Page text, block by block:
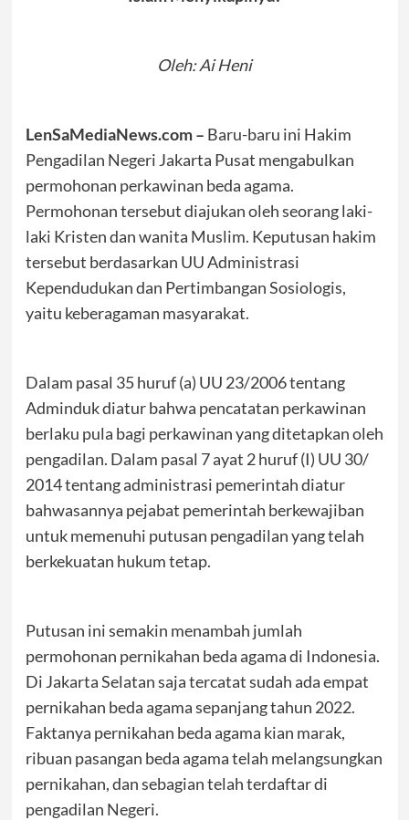
Oleh: Ai Heni
LenSaMediaNews.com – Baru-baru ini Hakim
Pengadilan Negeri Jakarta Pusat mengabulkan
permohonan perkawinan beda agama.
Permohonan tersebut diajukan oleh seorang laki-
laki Kristen dan wanita Muslim. Keputusan hakim
tersebut berdasarkan UU Administrasi
Kependudukan dan Pertimbangan Sosiologis,
yaitu keberagaman masyarakat.
Dalam pasal 35 huruf (a) UU 23/2006 tentang
Adminduk diatur bahwa pencatatan perkawinan
berlaku pula bagi perkawinan yang ditetapkan oleh
pengadilan. Dalam pasal 7 ayat 2 huruf (I) UU 30/
2014 tentang administrasi pemerintah diatur
bahwasannya pejabat pemerintah berkewajiban
untuk memenuhi putusan pengadilan yang telah
berkekuatan hukum tetap.
Putusan ini semakin menambah jumlah
permohonan pernikahan beda agama di Indonesia.
Di Jakarta Selatan saja tercatat sudah ada empat
pernikahan beda agama sepanjang tahun 2022.
Faktanya pernikahan beda agama kian marak,
ribuan pasangan beda agama telah melangsungkan
pernikahan, dan sebagian telah terdaftar di
pengadilan Negeri.